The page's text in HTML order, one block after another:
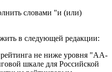
словами "и (или)
в следующей редакции:
не ниже уровня "AA-
шкале для Российской